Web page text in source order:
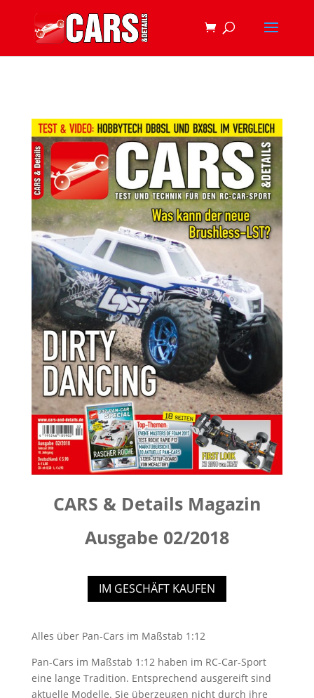
CARS & Details Magazin
Ausgabe 02/2018
IM GESCHÄFT KAUFEN
Alles über Pan-Cars im Maßstab 1:12
Pan-Cars im Maßstab 1:12 haben im RC-Car-Sport
eine lange Tradition. Entsprechend ausgereift sind
aktuelle Modelle. Sie überzeugen nicht durch ihre